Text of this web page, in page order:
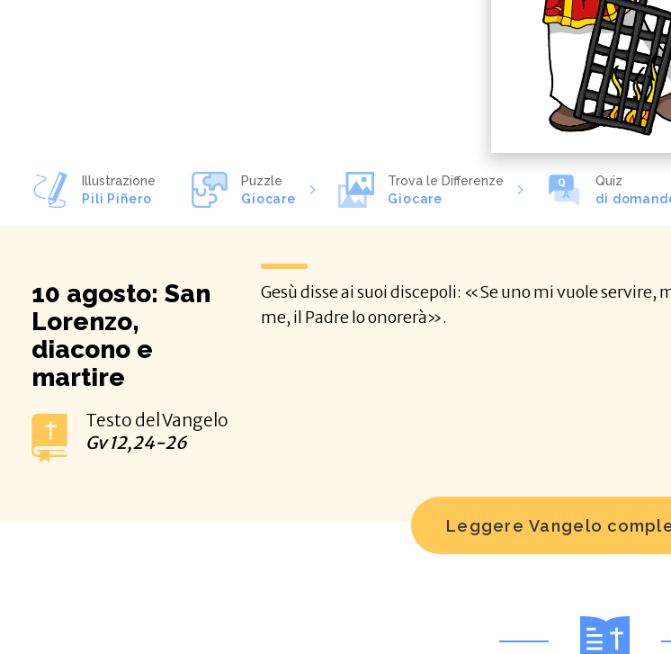
Illustrazione
Pili Piñero
Puzzle
Giocare
Trova le Differenze
Giocare
Quiz
di
10 agosto: San
Lorenzo,
diacono e
martire
Testo del Vangelo
Gv12,24-26
Gesù disse ai suoi discepoli: «Se uno mi vuole servire,
me, il Padre lo onorerà».
Leggere Vangelo